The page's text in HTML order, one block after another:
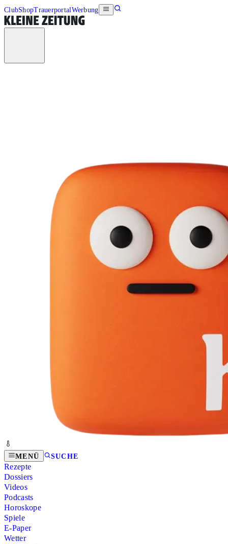
ClubShopTrauerportalWerbung
MENÜ SUCHE
Rezepte
Dossiers
Videos
Podcasts
Horoskope
Spiele
E-Paper
Wetter